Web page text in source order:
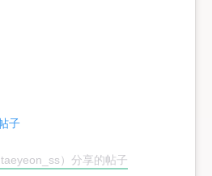
子
）分享的帖子